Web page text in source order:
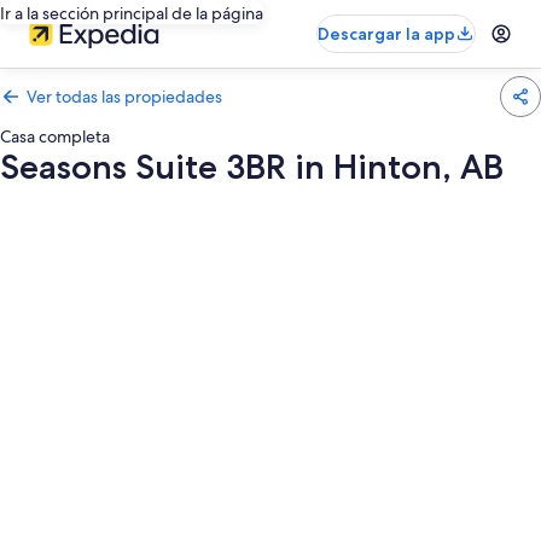
Ir a la sección principal de la página
Descargar la app
Ver todas las propiedades
Casa completa
Seasons Suite 3BR in Hinton, AB